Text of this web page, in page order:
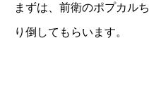
まずは、前衛のポプカル
り倒してもらいます。